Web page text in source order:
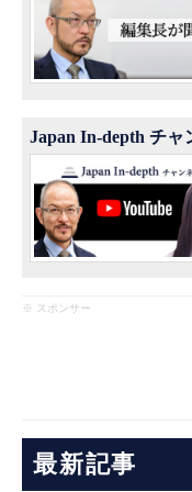
Japan In-depth チャ
※ スポンサー
最新記事